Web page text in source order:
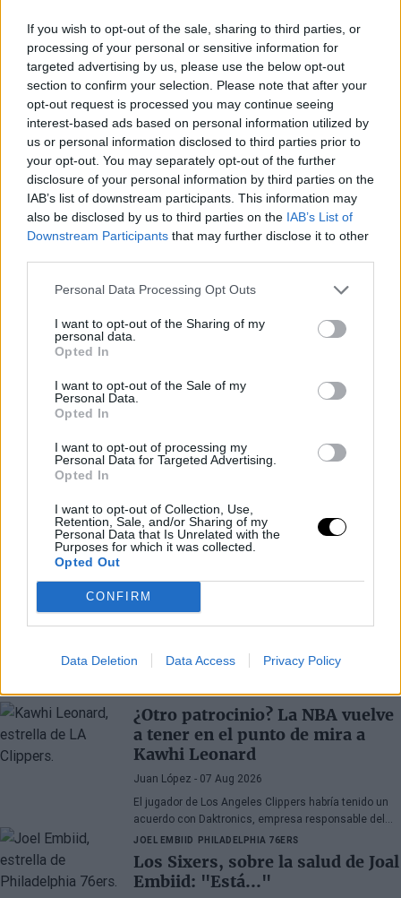
If you wish to opt-out of the sale, sharing to third parties, or
processing of your personal or sensitive information for
targeted advertising by us, please use the below opt-out
section to confirm your selection. Please note that after your
opt-out request is processed you may continue seeing
interest-based ads based on personal information utilized by
us or personal information disclosed to third parties prior to
your opt-out. You may separately opt-out of the further
disclosure of your personal information by third parties on the
IAB’s list of downstream participants. This information may
also be disclosed by us to third parties on the IAB’s List of
Downstream Participants that may further disclose it to other
Personal Data Processing Opt Outs
I want to opt-out of the Sharing of my
personal data.
Opted In
I want to opt-out of the Sale of my
Personal Data.
Opted In
I want to opt-out of processing my
Personal Data for Targeted Advertising.
Opted In
I want to opt-out of Collection, Use,
Retention, Sale, and/or Sharing of my
Personal Data that Is Unrelated with the
Purposes for which it was collected.
Opted Out
CONFIRM
Data Deletion Data Access Privacy Policy
Olympiacos (antiguo líder) por 21 puntos en casa. Es un
partido clave para los hombres deÁlex Mumbrú
duelo se dará lugar el próximo martes 7 de marzo a las
20:30h y será retransmitido en España a través de
DAZN.
Últimos artículos
¿Otro patrocinio? La NBA vuelve
a tener en el punto de mira a
Kawhi Leonard
Juan López - 07 Aug 2026
El jugador de Los Angeles Clippers habría tenido un
acuerdo con Daktronics, empresa responsable del
videomarcador del Intuit Dome
JOEL EMBIID PHILADELPHIA 76ERS
Los Sixers, sobre la salud de Joal
Embiid: "Está..."